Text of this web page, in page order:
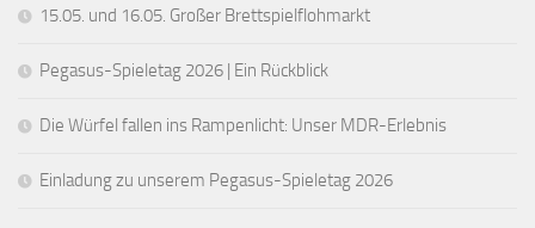
15.05. und 16.05. Großer Brettspielflohmarkt
Pegasus-Spieletag 2026 | Ein Rückblick
Die Würfel fallen ins Rampenlicht: Unser MDR-Erlebnis
Einladung zu unserem Pegasus-Spieletag 2026